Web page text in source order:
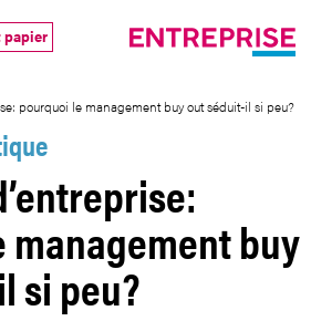
papier
pourquoi le management buy out séduit-il si peu?
buy
si peu?